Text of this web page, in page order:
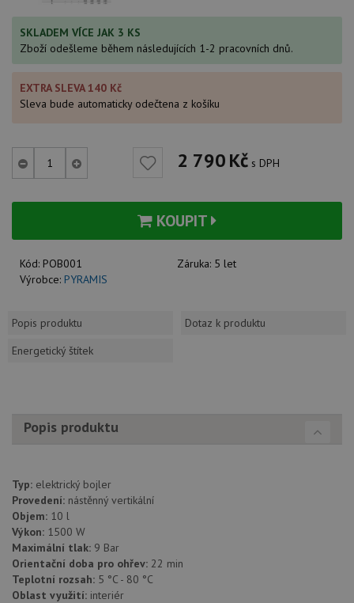
SKLADEM VÍCE JAK 3 KS
Zboží odešleme během následujících 1-2 pracovních dnů.
EXTRA SLEVA 140 Kč
Sleva bude automaticky odečtena z košíku
2 790Kč s DPH
KOUPIT
Kód: POB001 Záruka: 5 let
Výrobce: PYRAMIS
Popis produktu
Dotaz k produktu
Energetický štítek
Popis produktu
Typ: elektrický bojler
Provedení: nástěnný vertikální
Objem: 10 l
Výkon: 1500 W
Maximální tlak: 9 Bar
Orientační doba pro ohřev: 22 min
Teplotní rozsah: 5 °C - 80 °C
Oblast využití: interiér